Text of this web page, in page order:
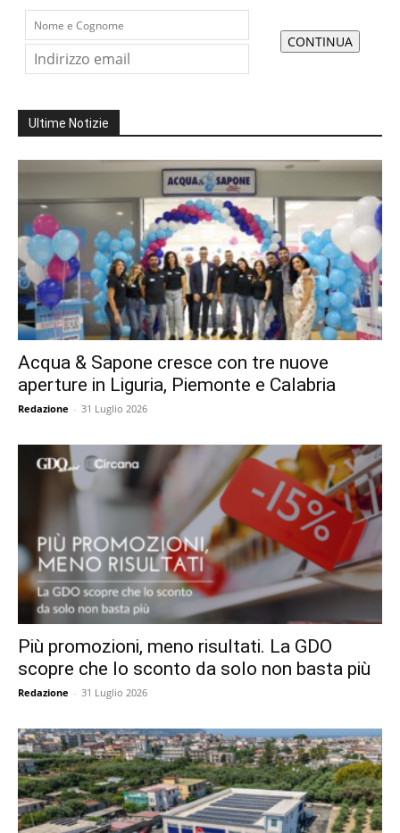
Ultime Notizie
Acqua & Sapone cresce con tre nuove
aperture in Liguria, Piemonte e Calabria
Redazione - 31 Luglio 2026
Più promozioni, meno risultati. La GDO
scopre che lo sconto da solo non basta più
Redazione - 31 Luglio 2026